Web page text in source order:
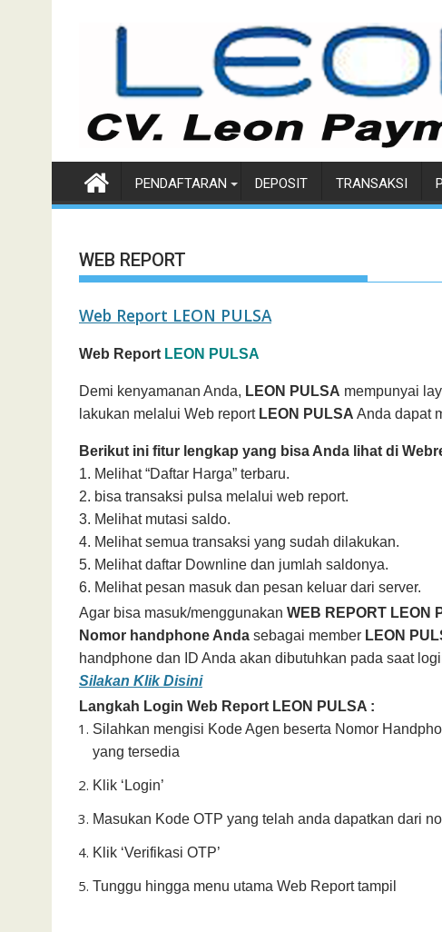
PENDAFTARAN DEPOSIT TRANSAKSI
WEB REPORT
Web Report LEON PULSA
Web Report LEON PULSA
Demi kenyamanan Anda, LEON PULSA mempunyai
lakukan melalui Web report LEON PULSA Anda dapat
Berikut ini fitur lengkap yang bisa Anda lihat di
1. Melihat “Daftar Harga” terbaru.
2. bisa transaksi pulsa melalui web report.
3. Melihat mutasi saldo.
4. Melihat semua transaksi yang sudah dilakukan.
5. Melihat daftar Downline dan jumlah saldonya.
6. Melihat pesan masuk dan pesan keluar dari server.
Agar bisa masuk/menggunakan WEB REPORT LEON
Nomor handphone Anda sebagai member LEON
handphone dan ID Anda akan dibutuhkan pada saat
Silakan Klik Disini
Langkah Login Web Report LEON PULSA :
Silahkan mengisi Kode Agen beserta Nomor
yang tersedia
Klik ‘Login’
Masukan Kode OTP yang telah anda dapatkan dari
Klik ‘Verifikasi OTP’
Tunggu hingga menu utama Web Report tampil